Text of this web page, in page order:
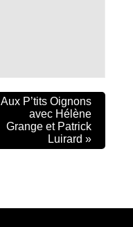
Aux P’tits Oignons
avec Hélène
Grange et Patrick
Luirard »